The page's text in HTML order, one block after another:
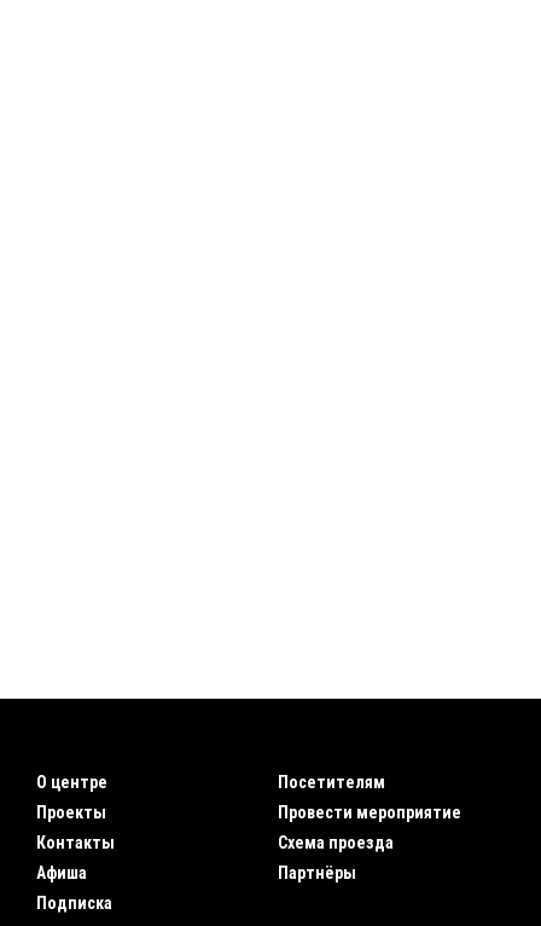
О центре
Проекты
Контакты
Афиша
Подписка
Посетителям
Провести мероприятие
Схема проезда
Партнёры